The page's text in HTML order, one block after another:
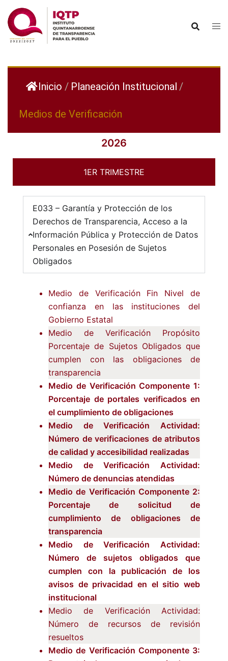
Inicio / Planeación Institucional /
Medios de Verificación
2026
1ER TRIMESTRE
E033 – Garantía y Protección de los
Derechos de Transparencia, Acceso a la
Información Pública y Protección de Datos
Personales en Posesión de Sujetos
Obligados
Medio de Verificación Fin Nivel de
confianza en las instituciones del
Gobierno Estatal
Medio de Verificación Propósito
Porcentaje de Sujetos Obligados que
cumplen con las obligaciones de
transparencia
Medio de Verificación Componente 1:
Porcentaje de portales verificados en
el cumplimiento de obligaciones
Medio de Verificación Actividad:
Número de verificaciones de atributos
de calidad y accesibilidad realizadas
Medio de Verificación Actividad:
Número de denuncias atendidas
Medio de Verificación Componente 2:
Porcentaje de solicitud de
cumplimiento de obligaciones de
transparencia
Medio de Verificación Actividad:
Número de sujetos obligados que
cumplen con la publicación de los
avisos de privacidad en el sitio web
institucional
Medio de Verificación Actividad:
Número de recursos de revisión
resueltos
Medio de Verificación Componente 3: